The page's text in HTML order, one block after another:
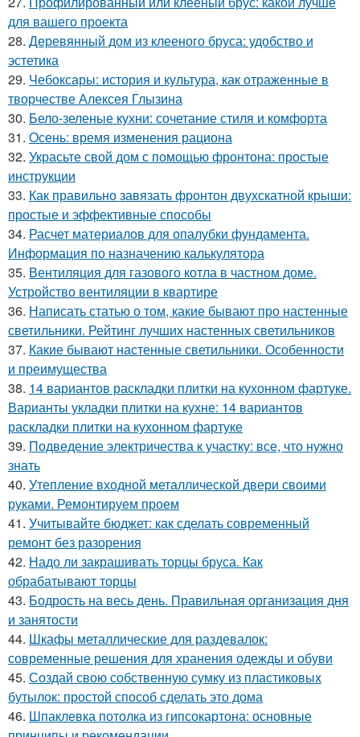
для вашего проекта
28. Деревянный дом из клееного бруса: удобство и
эстетика
29. Чебоксары: история и культура, как отраженные в
творчестве Алексея Глызина
30. Бело-зеленые кухни: сочетание стиля и комфорта
31. Осень: время изменения рациона
32. Украсьте свой дом с помощью фронтона: простые
инструкции
33. Как правильно завязать фронтон двухскатной крыши:
простые и эффективные способы
34. Расчет материалов для опалубки фундамента.
Информация по назначению калькулятора
35. Вентиляция для газового котла в частном доме.
Устройство вентиляции в квартире
36. Написать статью о том, какие бывают про настенные
светильники. Рейтинг лучших настенных светильников
37. Какие бывают настенные светильники. Особенности
и преимущества
38. 14 вариантов раскладки плитки на кухонном фартуке.
Варианты укладки плитки на кухне: 14 вариантов
раскладки плитки на кухонном фартуке
39. Подведение электричества к участку: все, что нужно
знать
40. Утепление входной металлической двери своими
руками. Ремонтируем проем
41. Учитывайте бюджет: как сделать современный
ремонт без разорения
42. Надо ли закрашивать торцы бруса. Как
обрабатывают торцы
43. Бодрость на весь день. Правильная организация дня
и занятости
44. Шкафы металлические для раздевалок:
современные решения для хранения одежды и обуви
45. Создай свою собственную сумку из пластиковых
бутылок: простой способ сделать это дома
46. Шпаклевка потолка из гипсокартона: основные